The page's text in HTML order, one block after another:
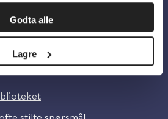
Godta alle
Lagre